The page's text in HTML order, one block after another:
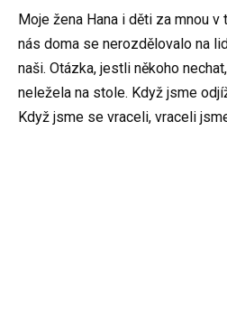
Moje žena Hana i děti za mnou
nás doma se nerozdělovalo na
naši. Otázka, jestli někoho
neležela na stole. Když jsme
Když jsme se vraceli, vraceli